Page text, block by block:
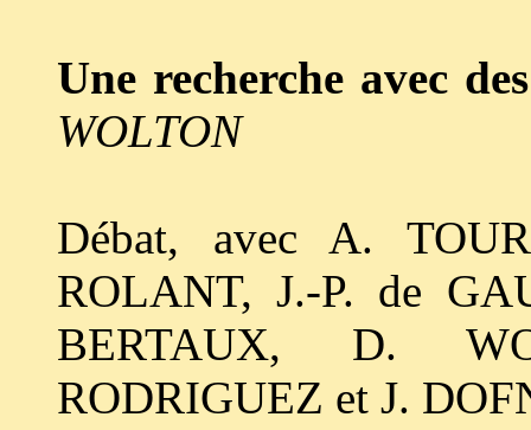
Une recherche avec
WOLTON
Débat, avec A.
ROLANT, J.-P. de
BERTAUX, D.
RODRIGUEZ et J.